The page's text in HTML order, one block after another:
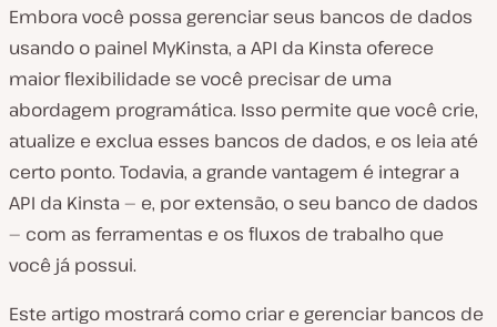
Embora você possa gerenciar seus bancos de dados
usando o painel MyKinsta, a API da Kinsta oferece
maior flexibilidade se você precisar de uma
abordagem programática. Isso permite que você crie,
atualize e exclua esses bancos de dados, e os leia até
certo ponto. Todavia, a grande vantagem é integrar a
API da Kinsta — e, por extensão, o seu banco de dados
— com as ferramentas e os fluxos de trabalho que
você já possui.
Este artigo mostrará como criar e gerenciar bancos de